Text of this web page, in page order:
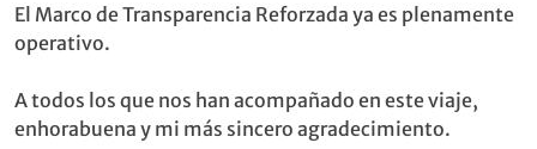
El Marco de Transparencia Reforzada ya es plenamente
operativo.
A todos los que nos han acompañado en este viaje,
enhorabuena y mi más sincero agradecimiento.